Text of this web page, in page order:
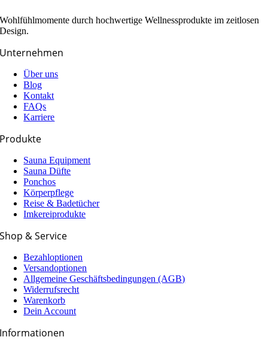
Wohlfühlmomente durch hochwertige Wellnessprodukte im zeitlosen
Design.
Unternehmen
Über uns
Blog
Kontakt
FAQs
Karriere
Produkte
Sauna Equipment
Sauna Düfte
Ponchos
Körperpflege
Reise & Badetücher
Imkereiprodukte
Shop & Service
Bezahloptionen
Versandoptionen
Allgemeine Geschäfts­­­bedingungen (AGB)
Widerrufsrecht
Warenkorb
Dein Account
Informationen